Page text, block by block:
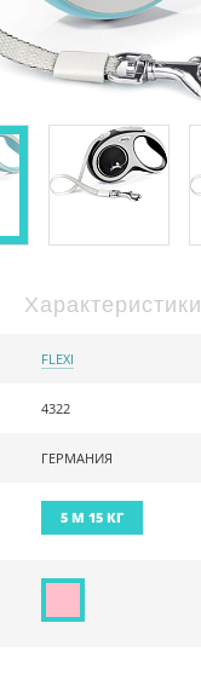
Характеристики
FLEXI
4322
ГЕРМАНИЯ
5 М 15 КГ